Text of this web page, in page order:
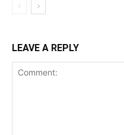
LEAVE A REPLY